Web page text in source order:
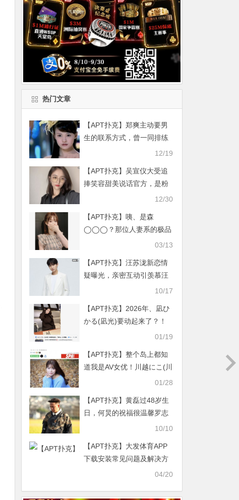
热门文章
【APT扑克】郑爽主动要男
生的联系方式，曾一同排练
的小品被砍掉成就现在的缘
12/19
【APT扑克】吴宣仪大受追
捧笑容甜美说话官方，是粉
12/30
【APT扑克】咦、是森
◯◯◯？那位人妻系的极品
03/13
【APT扑克】汪苏泷新恋情
疑曝光，亲密互动引羡慕汪
10/17
【APT扑克】2026年、凪ひ
かる(凪光)要动起来了？！
01/19
【APT扑克】整个岛上都知
道我是AV女优！川越にこ(川
01/28
【APT扑克】黄磊过48岁生
日，何炅的祝福很温馨罗志
10/10
【APT扑克】大发体育APP
下载安装常见问题及解决方
案（iOS/Android 2026最新
04/20